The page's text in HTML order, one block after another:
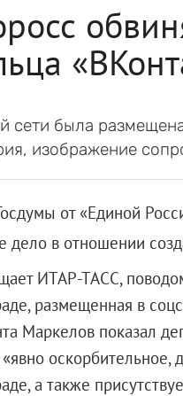
сети была
изображение
от «Единой
дело в отношении
ИТАР-ТАСС,
размещенная в
Маркелов показал
«явно
а также